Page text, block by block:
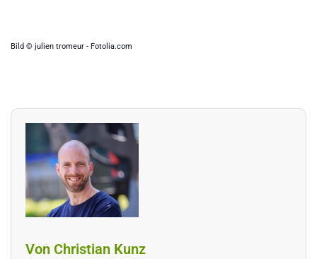
Bild © julien tromeur - Fotolia.com
Von Christian Kunz